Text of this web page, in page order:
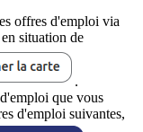
offres d'emploi via
situation de
.
que vous
d'emploi suivantes,